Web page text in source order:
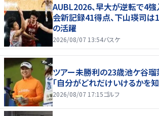
AUBL2026、早大が逆転で4
会新記録41得点、下山瑛司は
の活躍
2026/08/07 13:54バスケ
ツアー未勝利の23歳池ケ谷
「自分がどれだけいけるかを知
2026/08/07 17:15ゴルフ